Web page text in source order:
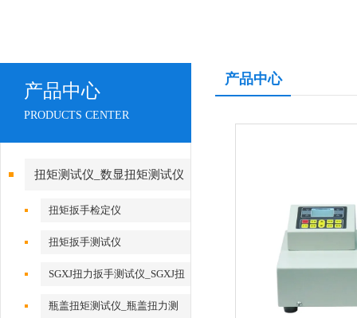
产品中心
PRODUCTS CENTER
扭矩测试仪_数显扭矩测试仪
扭矩扳手检定仪
扭矩扳手测试仪
SGXJ扭力扳手测试仪_SGXJ扭
力扳手校准仪
瓶盖扭矩测试仪_瓶盖扭力测
产品中心